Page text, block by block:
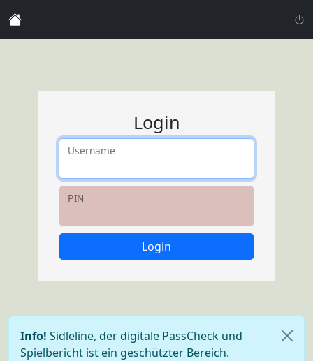
Login
Username
PIN
Login
Info! Sidleline, der digitale PassCheck und
Spielbericht ist ein geschützter Bereich.